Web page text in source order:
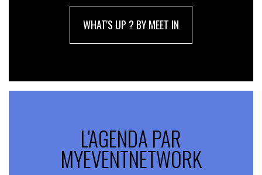
WHAT'S UP ? BY MEET IN
L'AGENDA PAR
MYEVENTNETWORK